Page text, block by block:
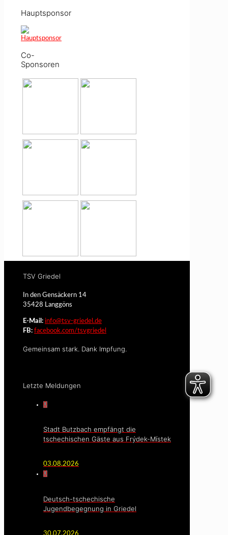
Hauptsponsor
Co-
Sponsoren
TSV Griedel
In den Gensäckern 14
35428 Langgöns
E-Mail: info@tsv-griedel.de
FB: facebook.com/tsvgriedel
Gemeinsam stark. Dank Impfung.
Letzte Meldungen
0
Stadt Butzbach empfängt die
tschechischen Gäste aus Frýdek-Místek
03.08.2026
0
Deutsch-tschechische
Jugendbegegnung in Griedel
30.07.2026